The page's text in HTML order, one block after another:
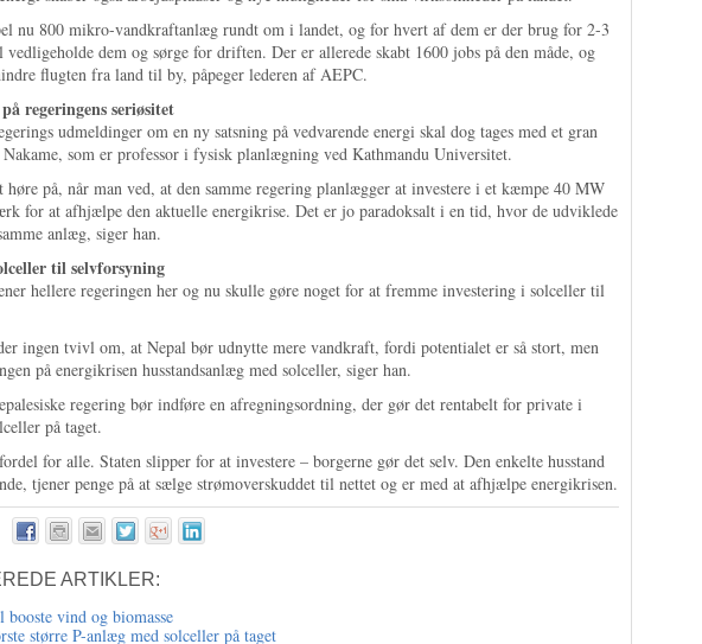
nu 800 mikro-vandkraftanlæg rundt om i landet, og for hvert af dem er der brug for 2-3
vedligeholde dem og sørge for driften. Der er allerede skabt 1600 jobs på den måde, og
flugten fra land til by, påpeger lederen af AEPC.
regeringens seriøsitet
udmeldinger om en ny satsning på vedvarende energi skal dog tages med et gran
som er professor i fysisk planlægning ved Kathmandu Universitet.
høre på, når man ved, at den samme regering planlægger at investere i et kæmpe 40 MW
for at afhjælpe den aktuelle energikrise. Det er jo paradoksalt i en tid, hvor de udviklede
anlæg, siger han.
til selvforsyning
hellere regeringen her og nu skulle gøre noget for at fremme investering i solceller til
ingen tvivl om, at Nepal bør udnytte mere vandkraft, fordi potentialet er så stort, men
på energikrisen husstandsanlæg med solceller, siger han.
regering bør indføre en afregningsordning, der gør det rentabelt for private i
på taget.
for alle. Staten slipper for at investere – borgerne gør det selv. Den enkelte husstand
tjener penge på at sælge strømoverskuddet til nettet og er med at afhjælpe energikrisen.
ARTIKLER:
vind og biomasse
større P-anlæg med solceller på taget